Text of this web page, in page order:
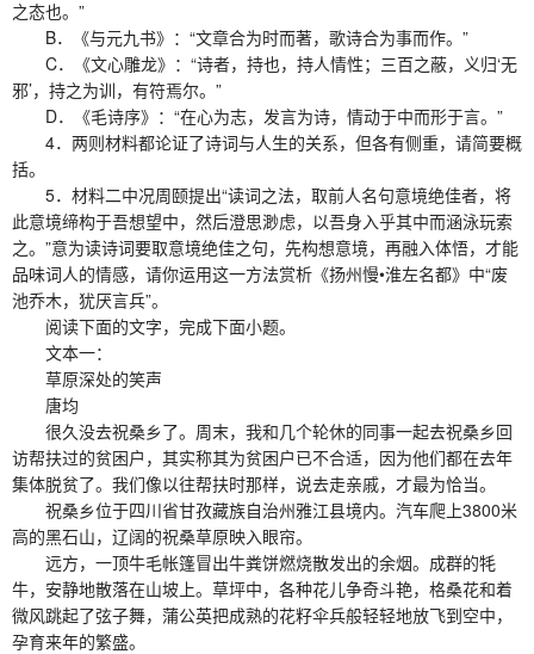
之态也。”
B．《与元九书》：“文章合为时而著，歌诗合为事而作。”
C．《文心雕龙》：“诗者，持也，持人情性；三百之蔽，义归‘无
邪’，持之为训，有符焉尔。”
D．《毛诗序》：“在心为志，发言为诗，情动于中而形于言。”
4．两则材料都论证了诗词与人生的关系，但各有侧重，请简要概
括。
5．材料二中况周颐提出“读词之法，取前人名句意境绝佳者，将
此意境缔构于吾想望中，然后澄思渺虑，以吾身入乎其中而涵泳玩索
之。”意为读诗词要取意境绝佳之句，先构想意境，再融入体悟，才能
品味词人的情感，请你运用这一方法赏析《扬州慢•淮左名都》中“废
池乔木，犹厌言兵”。
阅读下面的文字，完成下面小题。
文本一：
草原深处的笑声
唐均
很久没去祝桑乡了。周末，我和几个轮休的同事一起去祝桑乡回
访帮扶过的贫困户，其实称其为贫困户已不合适，因为他们都在去年
集体脱贫了。我们像以往帮扶时那样，说去走亲戚，才最为恰当。
祝桑乡位于四川省甘孜藏族自治州雅江县境内。汽车爬上3800米
高的黑石山，辽阔的祝桑草原映入眼帘。
远方，一顶牛毛帐篷冒出牛粪饼燃烧散发出的余烟。成群的牦
牛，安静地散落在山坡上。草坪中，各种花儿争奇斗艳，格桑花和着
微风跳起了弦子舞，蒲公英把成熟的花籽伞兵般轻轻地放飞到空中，
孕育来年的繁盛。